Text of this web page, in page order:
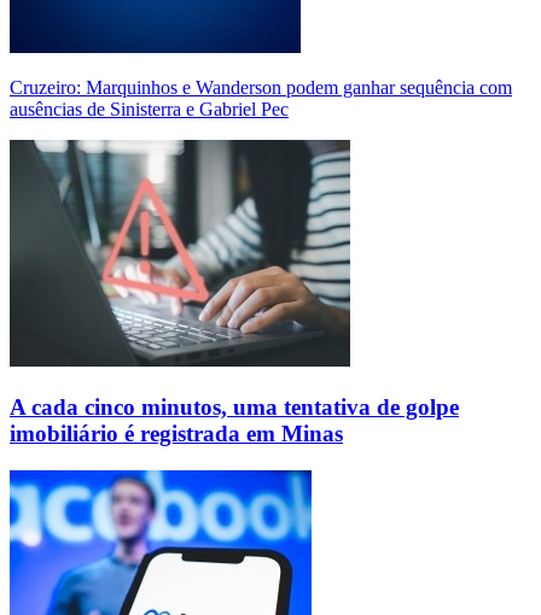
Cruzeiro: Marquinhos e Wanderson podem ganhar sequência com
ausências de Sinisterra e Gabriel Pec
A cada cinco minutos, uma tentativa de golpe
imobiliário é registrada em Minas